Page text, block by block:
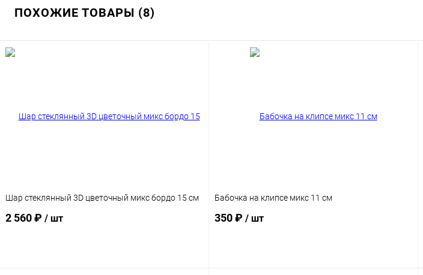
ПОХОЖИЕ ТОВАРЫ (8)
Шар стеклянный 3D цветочный микс бордо 15 см
2 560 ₽ / шт
Подписаться
Бабочка на клипсе микс 11 см
350 ₽ / шт
Подписаться